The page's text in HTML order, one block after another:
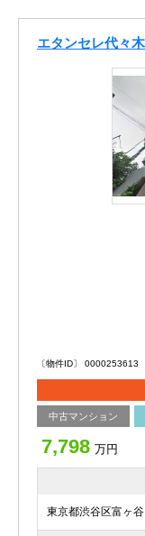
エタンセレ代々
〔物件ID〕 0000253613
中古マンション
7,798 万円
東京都渋谷区富ヶ谷